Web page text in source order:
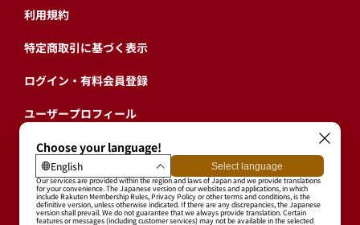
利用規約
特定商取引に基づく表示
ログイン・有料会員登録
ユーザープロフィール
会員情報引継ぎ
退会